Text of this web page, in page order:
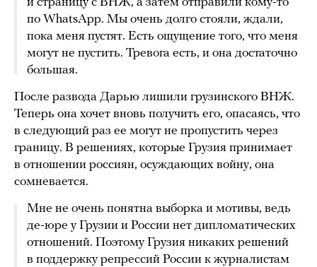
по WhatsApp. Мы очень долго стояли, ждали,
пока меня пустят. Есть ощущение того, что меня
могут не пустить. Тревога есть, и она достаточно
большая.
После развода Дарью лишили грузинского ВНЖ.
Теперь она хочет вновь получить его, опасаясь, что
в следующий раз ее могут не пропустить через
границу. В решениях, которые Грузия принимает
в отношении россиян, осуждающих войну, она
сомневается.
Мне не очень понятна выборка и мотивы, ведь
де-юре у Грузии и России нет дипломатических
отношений. Поэтому Грузия никаких решений
в поддержку репрессий России к журналистам